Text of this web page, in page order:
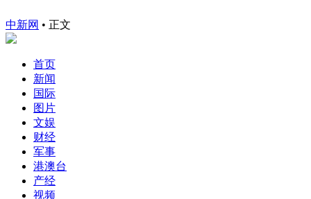
中新网 • 正文
首页
新闻
国际
图片
文娱
财经
军事
港澳台
产经
视频